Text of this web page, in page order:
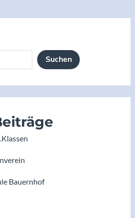
Suchen
Bauernhof